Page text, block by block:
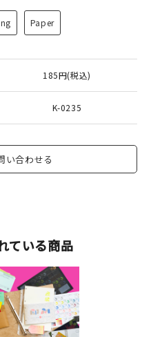
Paper
185円(税込)
K-0235
い合わせる
ている商品